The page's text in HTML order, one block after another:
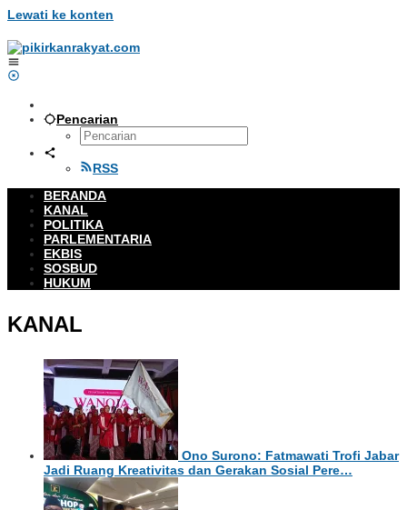
Lewati ke konten
Pencarian
RSS
BERANDA
KANAL
POLITIKA
PARLEMENTARIA
EKBIS
SOSBUD
HUKUM
KANAL
Ono Surono: Fatmawati Trofi Jabar
Jadi Ruang Kreativitas dan Gerakan Sosial Pere…